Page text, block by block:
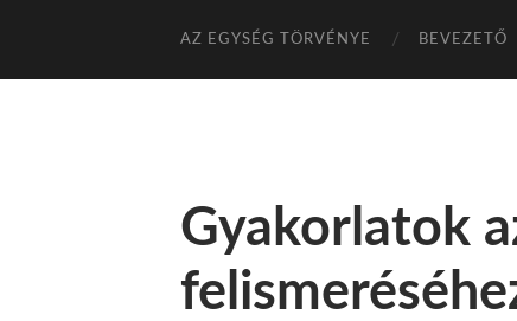
AZ EGYSÉG TÖRVÉNYE BEVEZETŐ
Gyakorlatok